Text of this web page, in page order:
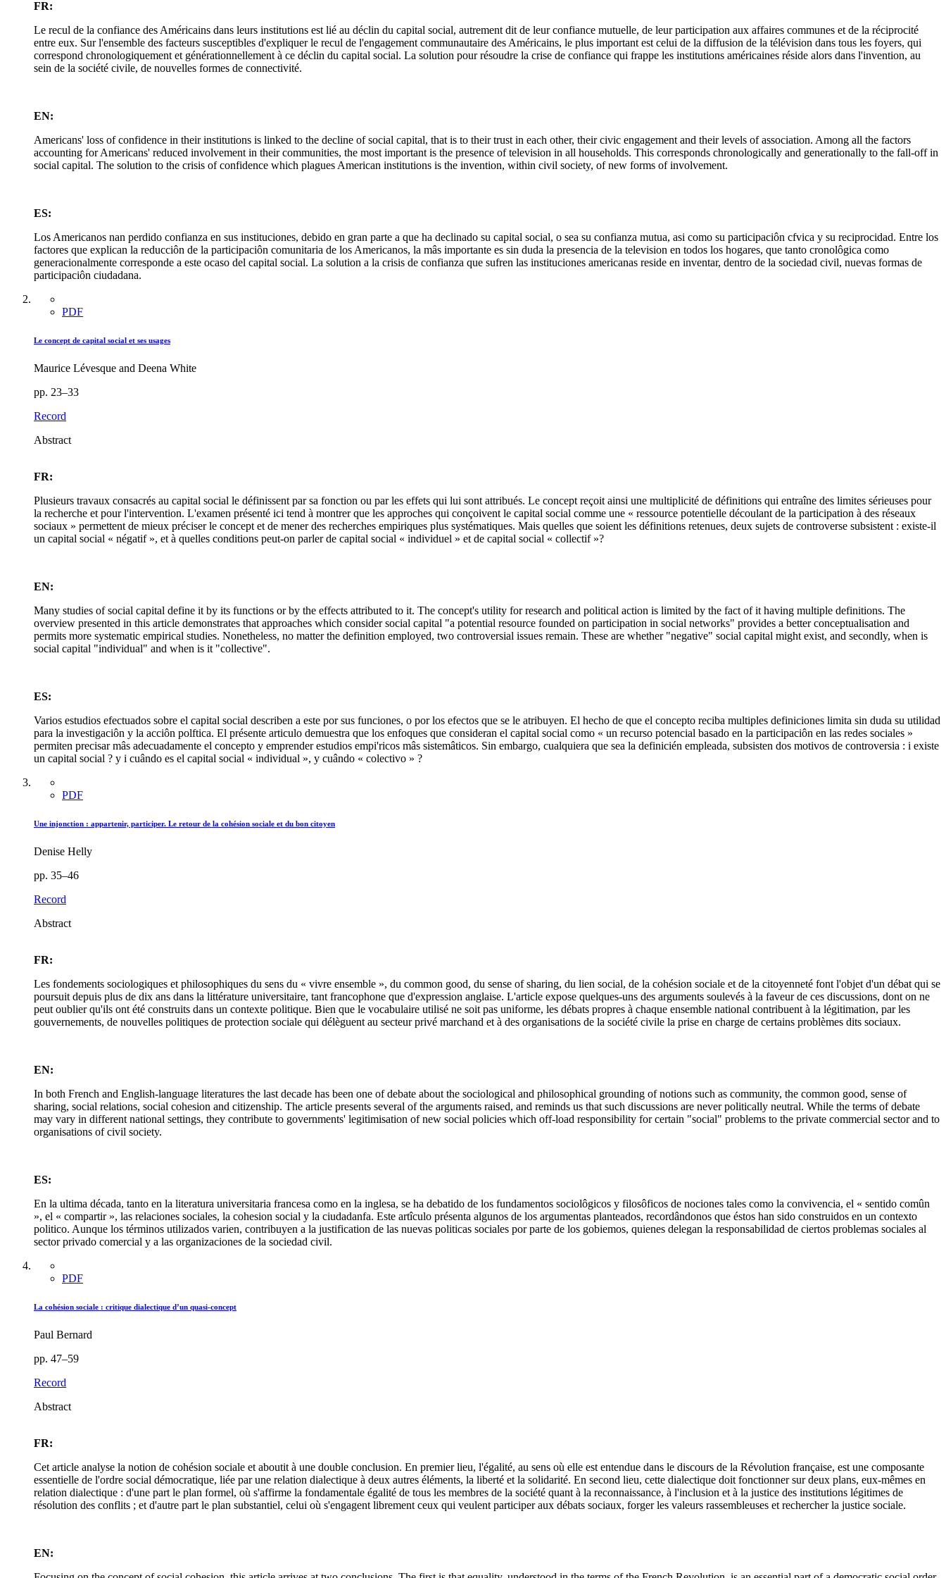
FR:
Le recul de la confiance des Américains dans leurs institutions est lié au déclin du capital social, autrement dit de leur confiance mutuelle, de leur participation aux affaires communes et de la réciprocité
entre eux. Sur l'ensemble des facteurs susceptibles d'expliquer le recul de l'engagement communautaire des Américains, le plus important est celui de la diffusion de la télévision dans tous les foyers, qui
correspond chronologiquement et générationnellement à ce déclin du capital social. La solution pour résoudre la crise de confiance qui frappe les institutions américaines réside alors dans l'invention, au
sein de la société civile, de nouvelles formes de connectivité.
EN:
Americans' loss of confidence in their institutions is linked to the decline of social capital, that is to their trust in each other, their civic engagement and their levels of association. Among all the factors
accounting for Americans' reduced involvement in their communities, the most important is the presence of television in all households. This corresponds chronologically and generationally to the fall-off in
social capital. The solution to the crisis of confidence which plagues American institutions is the invention, within civil society, of new forms of involvement.
ES:
Los Americanos nan perdido confianza en sus instituciones, debido en gran parte a que ha declinado su capital social, o sea su confianza mutua, asi como su participaciôn cfvica y su reciprocidad. Entre los
factores que explican la reducciôn de la participaciôn comunitaria de los Americanos, la mâs importante es sin duda la presencia de la television en todos los hogares, que tanto cronolôgica como
generacionalmente corresponde a este ocaso del capital social. La solution a la crisis de confianza que sufren las instituciones americanas reside en inventar, dentro de la sociedad civil, nuevas formas de
participaciôn ciudadana.
PDF
Le concept de capital social et ses usages
Maurice Lévesque and Deena White
pp. 23–33
Record
Abstract
FR:
Plusieurs travaux consacrés au capital social le définissent par sa fonction ou par les effets qui lui sont attribués. Le concept reçoit ainsi une multiplicité de définitions qui entraîne des limites sérieuses pour
la recherche et pour l'intervention. L'examen présenté ici tend à montrer que les approches qui conçoivent le capital social comme une « ressource potentielle découlant de la participation à des réseaux
sociaux » permettent de mieux préciser le concept et de mener des recherches empiriques plus systématiques. Mais quelles que soient les définitions retenues, deux sujets de controverse subsistent : existe-il
un capital social « négatif », et à quelles conditions peut-on parler de capital social « individuel » et de capital social « collectif »?
EN:
Many studies of social capital define it by its functions or by the effects attributed to it. The concept's utility for research and political action is limited by the fact of it having multiple definitions. The
overview presented in this article demonstrates that approaches which consider social capital "a potential resource founded on participation in social networks" provides a better conceptualisation and
permits more systematic empirical studies. Nonetheless, no matter the definition employed, two controversial issues remain. These are whether "negative" social capital might exist, and secondly, when is
social capital "individual" and when is it "collective".
ES:
Varios estudios efectuados sobre el capital social describen a este por sus funciones, o por los efectos que se le atribuyen. El hecho de que el concepto reciba multiples definiciones limita sin duda su utilidad
para la investigaciôn y la acciôn polftica. El présente articulo demuestra que los enfoques que consideran el capital social como « un recurso potencial basado en la participaciôn en las redes sociales »
permiten precisar mâs adecuadamente el concepto y emprender estudios empi'ricos mâs sistemâticos. Sin embargo, cualquiera que sea la definicién empleada, subsisten dos motivos de controversia : i existe
un capital social ? y i cuândo es el capital social « individual », y cuândo « colectivo » ?
PDF
Une injonction : appartenir, participer. Le retour de la cohésion sociale et du bon citoyen
Denise Helly
pp. 35–46
Record
Abstract
FR:
Les fondements sociologiques et philosophiques du sens du « vivre ensemble », du common good, du sense of sharing, du lien social, de la cohésion sociale et de la citoyenneté font l'objet d'un débat qui se
poursuit depuis plus de dix ans dans la littérature universitaire, tant francophone que d'expression anglaise. L'article expose quelques-uns des arguments soulevés à la faveur de ces discussions, dont on ne
peut oublier qu'ils ont été construits dans un contexte politique. Bien que le vocabulaire utilisé ne soit pas uniforme, les débats propres à chaque ensemble national contribuent à la légitimation, par les
gouvernements, de nouvelles politiques de protection sociale qui délèguent au secteur privé marchand et à des organisations de la société civile la prise en charge de certains problèmes dits sociaux.
EN:
In both French and English-language literatures the last decade has been one of debate about the sociological and philosophical grounding of notions such as community, the common good, sense of
sharing, social relations, social cohesion and citizenship. The article presents several of the arguments raised, and reminds us that such discussions are never politically neutral. While the terms of debate
may vary in different national settings, they contribute to governments' legitimisation of new social policies which off-load responsibility for certain "social" problems to the private commercial sector and to
organisations of civil society.
ES:
En la ultima década, tanto en la literatura universitaria francesa como en la inglesa, se ha debatido de los fundamentos sociolôgicos y filosôficos de nociones tales como la convivencia, el « sentido comûn
», el « compartir », las relaciones sociales, la cohesion social y la ciudadanfa. Este artîculo présenta algunos de los argumentas planteados, recordândonos que éstos han sido construidos en un contexto
politico. Aunque los términos utilizados varien, contribuyen a la justification de las nuevas politicas sociales por parte de los gobiemos, quienes delegan la responsabilidad de ciertos problemas sociales al
sector privado comercial y a las organizaciones de la sociedad civil.
PDF
La cohésion sociale : critique dialectique d’un quasi-concept
Paul Bernard
pp. 47–59
Record
Abstract
FR:
Cet article analyse la notion de cohésion sociale et aboutit à une double conclusion. En premier lieu, l'égalité, au sens où elle est entendue dans le discours de la Révolution française, est une composante
essentielle de l'ordre social démocratique, liée par une relation dialectique à deux autres éléments, la liberté et la solidarité. En second lieu, cette dialectique doit fonctionner sur deux plans, eux-mêmes en
relation dialectique : d'une part le plan formel, où s'affirme la fondamentale égalité de tous les membres de la société quant à la reconnaissance, à l'inclusion et à la justice des institutions légitimes de
résolution des conflits ; et d'autre part le plan substantiel, celui où s'engagent librement ceux qui veulent participer aux débats sociaux, forger les valeurs rassembleuses et rechercher la justice sociale.
EN: